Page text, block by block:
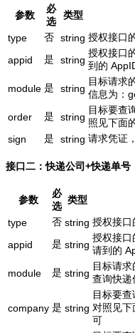
参数
必
选
类型
type
否 string 授权接口
appid
是 string
授权接口
到的
module 是 string
目标请求
信息为：
order
是 string
目标要查
照见下面
sign
是 string 请求凭证
接口二：快递公司+快递单号
参数
必
选
类型
type
否 string 授权接口
appid
是 string
授权接口
请到的
module
是 string
目标请
查询快
company 是 string
目标要
对照见下
可